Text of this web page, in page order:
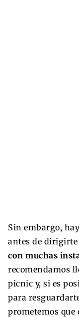
Sin embargo,
antes de dirigirte
con muchas
recomendamos
picnic y, si es
para
prometemos que